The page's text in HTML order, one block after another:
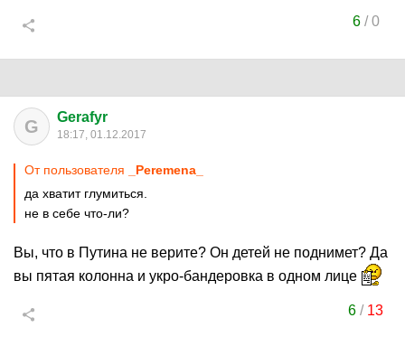
6/0
G Gerafyr
18:17, 01.12.2017
От пользователя
_Peremena_
да хватит глумиться.
не в себе что-ли?
Вы, что в Путина не верите? Он детей не поднимет? Да
вы пятая колонна и укро-бандеровка в одном лице
6 / 13